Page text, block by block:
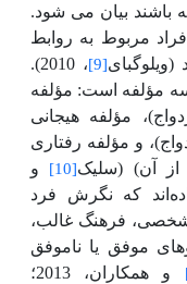
باشند بیان می‌‌‌ شود.
مربوط به روابط
(ویلوگبای[9]
، 2010).
مؤلفه است: مؤلفه
مؤلفه هیجانی
و مؤلفه رفتاری
از آن) (سلیک[10] و
داده‌اند که نگرش فرد
شخصی، فرهنگ غالب،
موفق یا ناموفق
و همکاران، 2013؛